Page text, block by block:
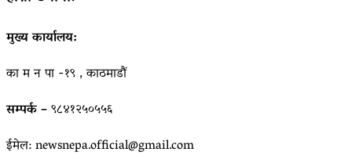
मुख्य कार्यालय:
का म न पा -१९ , काठमाडौं
सम्पर्क –९८४१२५०५५६
ईमेल: newsnepa.official@gmail.com